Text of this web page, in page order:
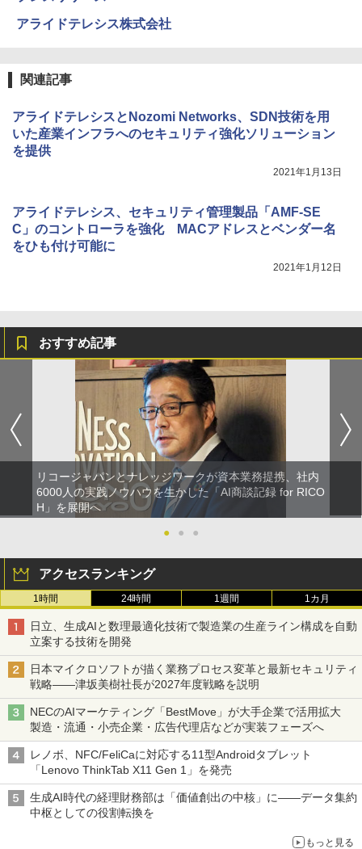
アライドテレシス株式会社
関連記事
アライドテレシスとNozomi Networks、SDN技術を用
いた産業インフラへのセキュリティ強化ソリューション
を提供
2021年1月13日
アライドテレシス、セキュリティ管理製品「AMF-SE
C」のコントローラを強化 MACアドレスとベンダー名
をひも付け可能に
2021年1月12日
おすすめ記事
リコージャパンとナレッジワークが資本業務提携、社内
6000人の実践ノウハウを生かした「AI商談記録 for RICO
H」を展開へ
●
● ●
アクセスランキング
1時間 24時間 1週間 1カ月
日立、生成AIと数理最適化技術で製造業の生産ライン構成を自動
立案する技術を開発
日本マイクロソフトが描く業務プロセス変革と最新セキュリティ
戦略――津坂美樹社長が2027年度戦略を説明
NECのAIマーケティング「BestMove」が大手企業で活用拡大
製造・流通・小売企業・広告代理店などが実装フェーズへ
レノボ、NFC/FeliCaに対応する11型Androidタブレット
「Lenovo ThinkTab X11 Gen 1」を発売
生成AI時代の経理財務部は「価値創出の中核」に――データ集約
中枢としての役割転換を
もっと見る